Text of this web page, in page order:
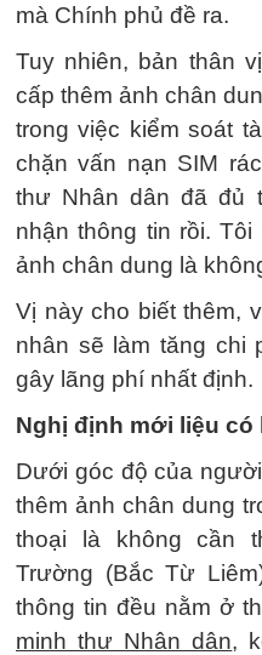
mà Chính phủ đề ra.
Tuy nhiên, bản thân
cấp thêm ảnh chân
trong việc kiểm soát
chặn vấn nạn SIM
thư Nhân dân đã đủ
nhận thông tin rồi.
ảnh chân dung là
Vị này cho biết thêm,
nhân sẽ làm tăng chi
gây lãng phí nhất định.
Nghị định mới liệu có
Dưới góc độ của
thêm ảnh chân dung
thoại là không cần
Trường (Bắc Từ
thông tin đều nằm ở
minh thư Nhân dân,